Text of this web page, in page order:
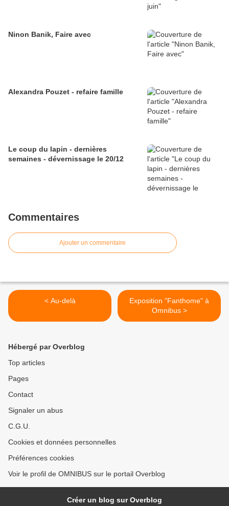
Ninon Banik, Faire avec
Alexandra Pouzet - refaire famille
Le coup du lapin - dernières
semaines - dévernissage le 20/12
Commentaires
Ajouter un commentaire
< Au-delà
Exposition "Fanthome" à
Omnibus >
Hébergé par Overblog
Top articles
Pages
Contact
Signaler un abus
C.G.U.
Cookies et données personnelles
Préférences cookies
Voir le profil de OMNIBUS sur le portail Overblog
Créer un blog sur Overblog